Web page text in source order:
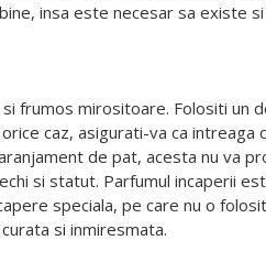
insa este necesar sa existe
frumos mirositoare. Folositi un
caz, asigurati-va ca intreaga
de pat, acesta nu va
si statut. Parfumul incaperii
speciala, pe care nu o
si inmiresmata.